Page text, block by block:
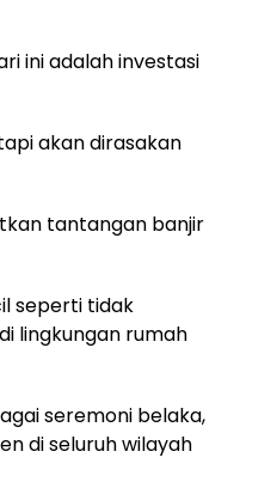
ini adalah investasi
akan dirasakan
tantangan banjir
seperti tidak
lingkungan rumah
seremoni belaka,
di seluruh wilayah